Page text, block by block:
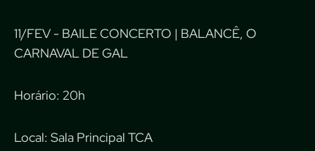
11/FEV - BAILE CONCERTO | BALANCÊ, O
CARNAVAL DE GAL
Horário: 20h
Local: Sala Principal TCA